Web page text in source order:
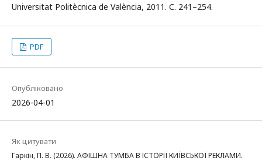
Universitat Politècnica de València, 2011. С. 241–254.
PDF
Опубліковано
2026-04-01
Як цитувати
Гаркін, П. В. (2026). АФІШНА ТУМБА В ІСТОРІЇ КИЇВСЬКОЇ РЕКЛАМИ.